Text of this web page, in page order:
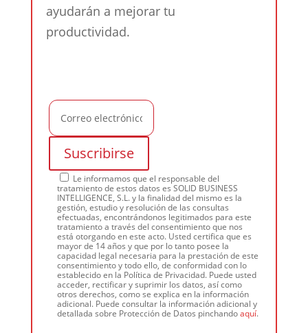
ayudarán a mejorar tu
productividad.
Le informamos que el responsable del
tratamiento de estos datos es SOLID BUSINESS
INTELLIGENCE, S.L. y la finalidad del mismo es la
gestión, estudio y resolución de las consultas
efectuadas, encontrándonos legitimados para este
tratamiento a través del consentimiento que nos
está otorgando en este acto. Usted certifica que es
mayor de 14 años y que por lo tanto posee la
capacidad legal necesaria para la prestación de este
consentimiento y todo ello, de conformidad con lo
establecido en la Política de Privacidad. Puede usted
acceder, rectificar y suprimir los datos, así como
otros derechos, como se explica en la información
adicional. Puede consultar la información adicional y
detallada sobre Protección de Datos pinchandoaquí.